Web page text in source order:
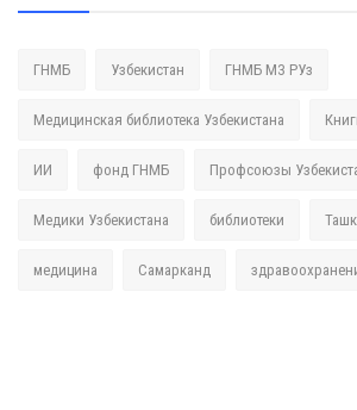
ГНМБ Узбекистан ГНМБ МЗ РУз
Медицинская библиотека Узбекистана
ИИ фонд ГНМБ Профсоюзы
Медики Узбекистана библиотеки
медицина Самарканд